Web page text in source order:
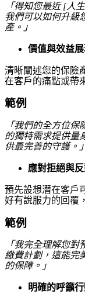
「得知您最近 [人
我們可以如何升級
產。」
價值與效益展
清晰闡述您的保險
在客戶的痛點或帶
範例
「我們的全方位
的獨特需求提供量
供最完善的守護。」
應對拒絕與反
預先設想潛在客戶
好有說服力的回覆
範例
「我完全理解您
繳費計劃，這能完
的保障。」
明確的呼籲